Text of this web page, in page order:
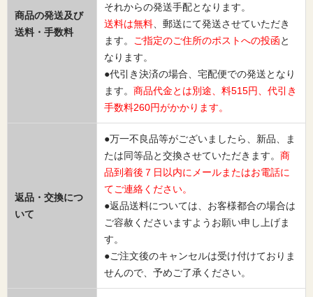
商品の発送及び
送料・手数料
それからの発送手配となります。
送料は無料 、郵送にて発送させていただき
ます。
ご指定のご住所のポストへの投函と
なります。
●代引き決済の場合、宅配便での発送となり
ます。 商品代金とは別途、料515円、代引き
手数料260円がかかります。
返品・交換につ
いて
●万一不良品等がございましたら、新品、ま
たは同等品と交換させていただきます。 商
品到着後７日以内にメールまたはお電話に
てご連絡ください。
●返品送料については、お客様都合の場合は
ご容赦くださいますようお願い申し上げま
す。
●ご注文後のキャンセルは受け付けておりま
せんので、予めご了承ください。